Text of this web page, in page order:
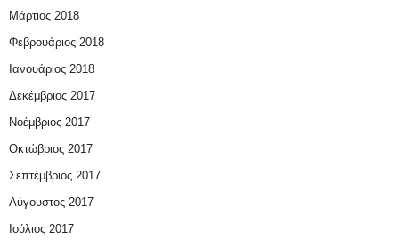
Μάρτιος 2018
Φεβρουάριος 2018
Ιανουάριος 2018
Δεκέμβριος 2017
Νοέμβριος 2017
Οκτώβριος 2017
Σεπτέμβριος 2017
Αύγουστος 2017
Ιούλιος 2017